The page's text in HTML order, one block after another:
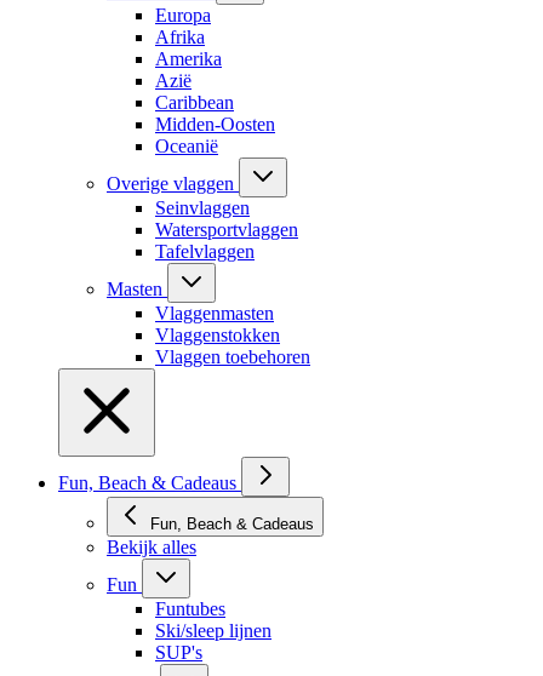
Europa
Afrika
Amerika
Azië
Caribbean
Midden-Oosten
Oceanië
Overige vlaggen
Seinvlaggen
Watersportvlaggen
Tafelvlaggen
Masten
Vlaggenmasten
Vlaggenstokken
Vlaggen toebehoren
Fun, Beach & Cadeaus
Fun, Beach & Cadeaus
Bekijk alles
Fun
Funtubes
Ski/sleep lijnen
SUP's